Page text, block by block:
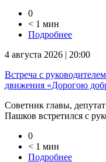
0
< 1 мин
Подробнее
4 августа 2026 | 20:00
Встреча с
движения «Дорогою
Советник главы,
Пашков встретился с
0
< 1 мин
Подробнее